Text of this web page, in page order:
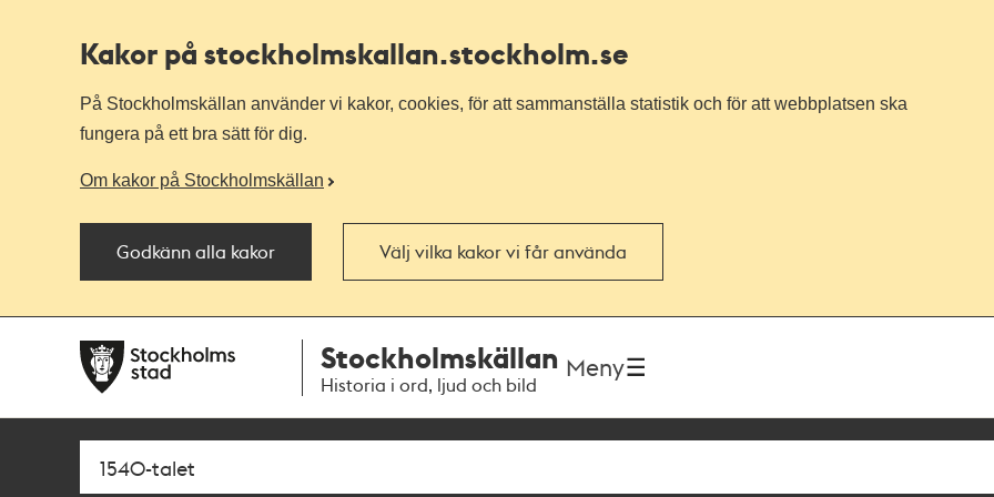
Kakor på stockholmskallan.stockholm.se
På Stockholmskällan använder vi kakor, cookies, för att sammanställa statistik och för att webbplatsen ska
fungera på ett bra sätt för dig.
Om kakor på Stockholmskällan
Godkänn alla kakor Välj vilka kakor vi får använda
navigationen
huvudinnehållet
Stockholmskällan
Historia i ord, ljud och bild
Meny
Sök